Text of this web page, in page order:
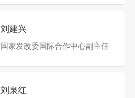
刘建兴
国家发改委国际合作中心副主任
刘泉红